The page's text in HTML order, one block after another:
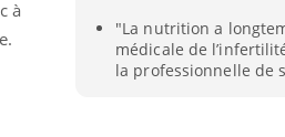
"La nutrition a
médicale de
la professionnelle de
à